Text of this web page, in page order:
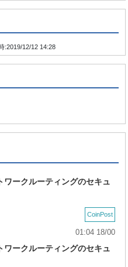
:2019/12/12 14:28
ワークルーティングのセキュ
CoinPost
01:04 18/00
ワークルーティングのセキュ